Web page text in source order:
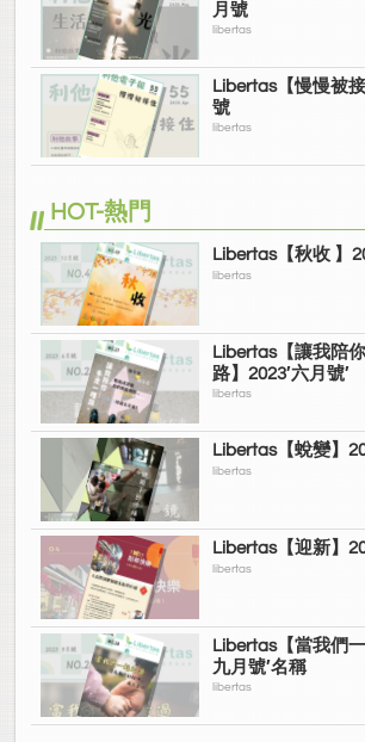
月號
libertas
Libertas【慢慢被
號
libertas
HOT-熱門
Libertas【秋收 】
libertas
Libertas【讓我陪
路】2023′六月號′
libertas
Libertas【蛻變】
libertas
Libertas【迎新】
libertas
Libertas【當我們
九月號′名稱
libertas